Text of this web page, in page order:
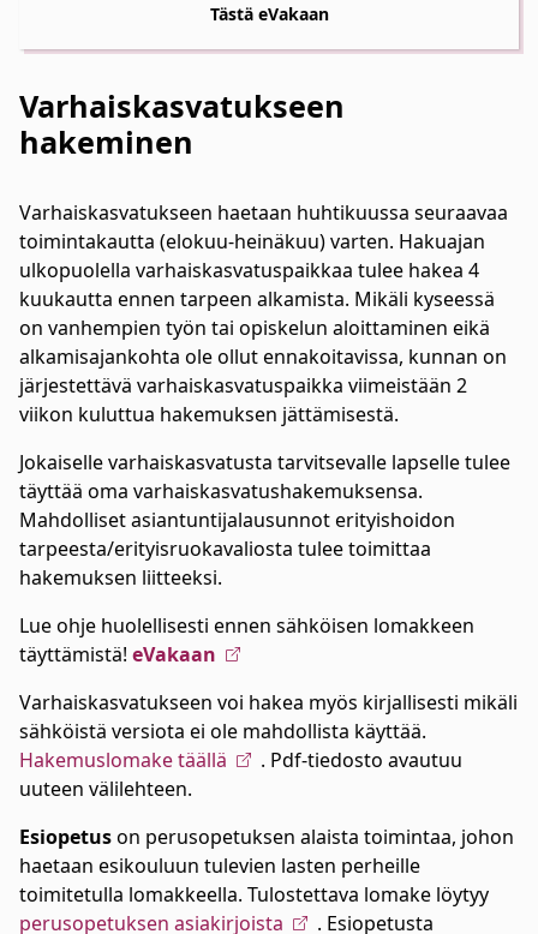
Tästä eVakaan
Varhaiskasvatukseen
hakeminen
Varhaiskasvatukseen haetaan huhtikuussa seuraavaa
toimintakautta (elokuu-heinäkuu) varten. Hakuajan
ulkopuolella varhaiskasvatuspaikkaa tulee hakea 4
kuukautta ennen tarpeen alkamista. Mikäli kyseessä
on vanhempien työn tai opiskelun aloittaminen eikä
alkamisajankohta ole ollut ennakoitavissa, kunnan on
järjestettävä varhaiskasvatuspaikka viimeistään 2
viikon kuluttua hakemuksen jättämisestä.
Jokaiselle varhaiskasvatusta tarvitsevalle lapselle tulee
täyttää oma varhaiskasvatushakemuksensa.
Mahdolliset asiantuntijalausunnot erityishoidon
tarpeesta/erityisruokavaliosta tulee toimittaa
hakemuksen liitteeksi.
Lue ohje huolellisesti ennen sähköisen lomakkeen
täyttämistä! eVakaan
Varhaiskasvatukseen voi hakea myös kirjallisesti mikäli
sähköistä versiota ei ole mahdollista käyttää.
Hakemuslomake täällä
. Pdf-tiedosto avautuu
uuteen välilehteen.
Esiopetuson perusopetuksen alaista toimintaa, johon
haetaan esikouluun tulevien lasten perheille
toimitetulla lomakkeella. Tulostettava lomake löytyy
perusopetuksen asiakirjoista
. Esiopetusta